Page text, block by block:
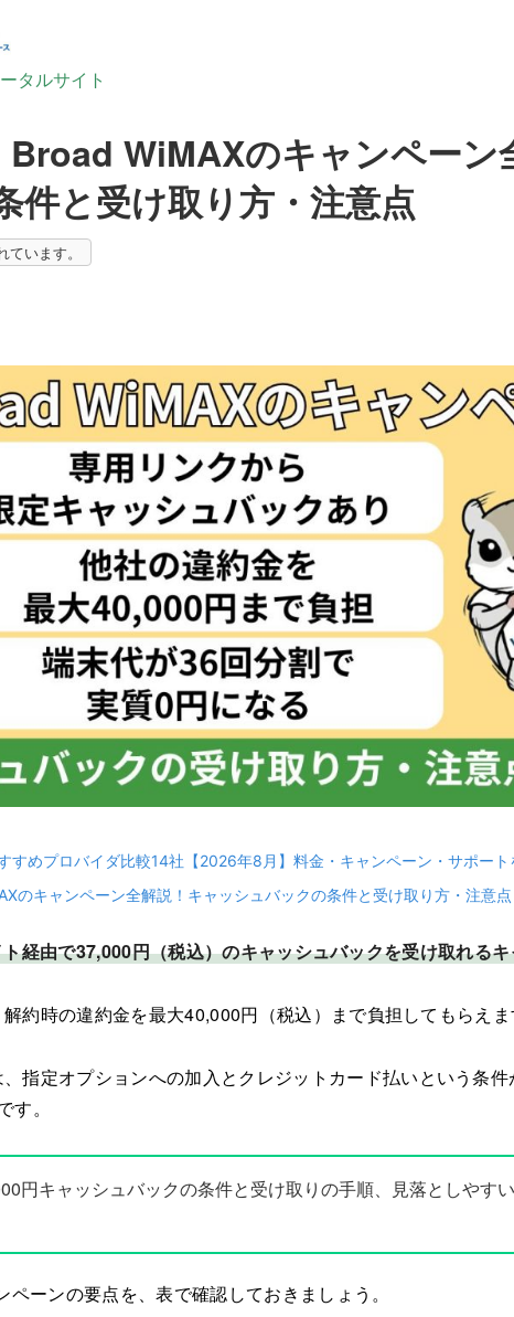
タルサイト
Broad WiMAXのキャンペー
件と受け取り方・注意点
すめプロバイダ比較14社【2026年8月】料金・キャンペーン・サポート
のキャンペーン全解説！キャッシュバックの条件と受け取り方・注意点
経由で37,000円（税込）のキャッシュバックを受け取れる
約時の違約金を最大40,000円（税込）まで負担してもらえ
指定オプションへの加入とクレジットカード払いという条
。
円キャッシュバックの条件と受け取りの手順、見落としやす
ーンの要点を、表で確認しておきましょう。